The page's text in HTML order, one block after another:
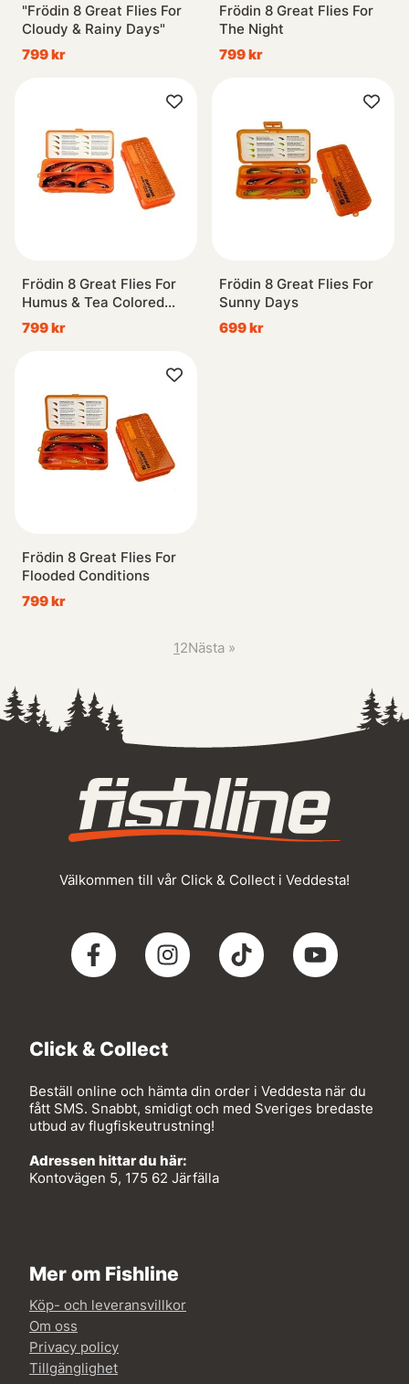
"Frödin 8 Great Flies For
Cloudy & Rainy Days"
799 kr
Frödin 8 Great Flies For
The Night
799 kr
Frödin 8 Great Flies For
Humus & Tea Colored
Water
799 kr
Frödin 8 Great Flies For
Sunny Days
699 kr
Frödin 8 Great Flies For
Flooded Conditions
799 kr
12Nästa »
Välkommen till vår Click & Collect i Veddesta!
Click & Collect
Beställ online och hämta din order i Veddesta när du
fått SMS. Snabbt, smidigt och med Sveriges bredaste
utbud av flugfiskeutrustning!
Adressen hittar du här:
Kontovägen 5, 175 62 Järfälla
Mer om Fishline
Köp- och leveransvillkor
Om oss
Privacy policy
Tillgänglighet